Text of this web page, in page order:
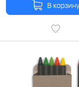
В корзину